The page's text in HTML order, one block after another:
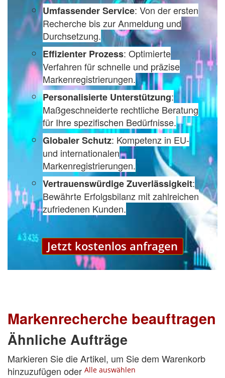
Umfassender Service: Von der ersten
Recherche bis zur Anmeldung und
Durchsetzung.
Effizienter Prozess: Optimierte
Verfahren für schnelle und präzise
Markenregistrierungen.
Personalisierte Unterstützung:
Maßgeschneiderte rechtliche Beratung
für Ihre spezifischen Bedürfnisse.
Globaler Schutz: Kompetenz in EU-
und internationalen
Markenregistrierungen.
Vertrauenswürdige Zuverlässigkeit:
Bewährte Erfolgsbilanz mit zahlreichen
zufriedenen Kunden.
Jetzt kostenlos anfragen
Markenrecherche beauftragen
Ähnliche Aufträge
Markieren Sie die Artikel, um Sie dem Warenkorb
hinzuzufügen oder Alle auswählen